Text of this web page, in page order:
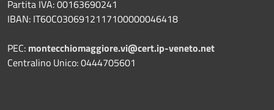
Partita IVA: 00163690241
IBAN: IT60C0306912117100000046418
PEC: montecchiomaggiore.vi@cert.ip-veneto.net
Centralino Unico: 0444705601